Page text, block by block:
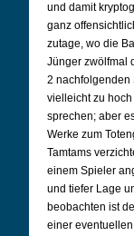
und damit
ganz
zutage, wo die
Jünger zwölfmal
2 nachfolgenden
vielleicht zu
sprechen; aber
Werke zum
Tamtams
einem Spieler
und tiefer Lage
beobachten ist
einer